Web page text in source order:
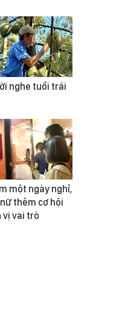
nghe tuổi trái
một ngày nghỉ,
thêm cơ hội
vị vai trò